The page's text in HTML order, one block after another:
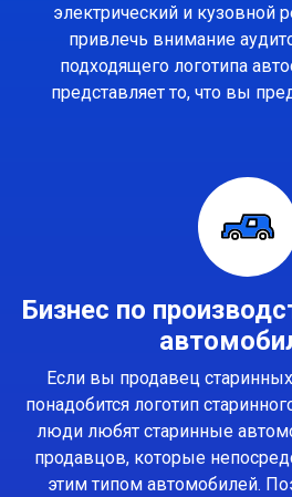
электрический и кузовной
привлечь внимание
подходящего логотипа
представляет то, что вы
Бизнес по
Если вы продавец
понадобится логотип
люди любят старинные
продавцов, которые
этим типом автомобилей.